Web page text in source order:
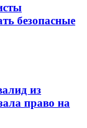
безопасные
из
право на